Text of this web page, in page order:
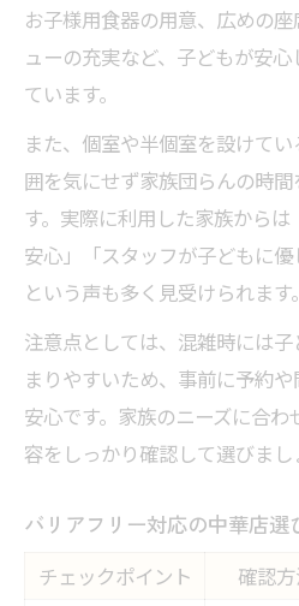
お子様用食器の用意、広めの
ューの充実など、子どもが安
ています。
また、個室や半個室を設けて
囲を気にせず家族団らんの時
す。実際に利用した家族から
安心」「スタッフが子どもに優
という声も多く見受けられます。
注意点としては、混雑時には
まりやすいため、事前に予約
安心です。家族のニーズに合
容をしっかり確認して選びまし
バリアフリー対応の中華店選
チェックポイント 確認